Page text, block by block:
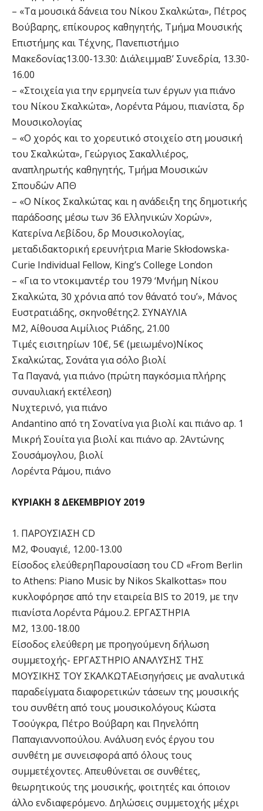
– «Τα μουσικά δάνεια του Νίκου Σκαλκώτα», Πέτρος
Βούβαρης, επίκουρος καθηγητής, Τμήμα Μουσικής
Επιστήμης και Τέχνης, Πανεπιστήμιο
Μακεδονίας13.00-13.30: ΔιάλειμμαΒ’ Συνεδρία, 13.30-
16.00
– «Στοιχεία για την ερμηνεία των έργων για πιάνο
του Νίκου Σκαλκώτα», Λορέντα Ράμου, πιανίστα, δρ
Μουσικολογίας
– «Ο χορός και το χορευτικό στοιχείο στη μουσική
του Σκαλκώτα», Γεώργιος Σακαλλιέρος,
αναπληρωτής καθηγητής, Τμήμα Μουσικών
Σπουδών ΑΠΘ
– «Ο Νίκος Σκαλκώτας και η ανάδειξη της δημοτικής
παράδοσης μέσω των 36 Ελληνικών Χορών»,
Κατερίνα Λεβίδου, δρ Μουσικολογίας,
μεταδιδακτορική ερευνήτρια Marie Skłodowska-
Curie Individual Fellow, King’s College London
– «Για το ντοκιμαντέρ του 1979 ‘Μνήμη Νίκου
Σκαλκώτα, 30 χρόνια από τον θάνατό του’», Μάνος
Ευστρατιάδης, σκηνοθέτης2. ΣΥΝΑΥΛΙΑ
Μ2, Αίθουσα Αιμίλιος Ριάδης, 21.00
Τιμές εισιτηρίων 10€, 5€ (μειωμένο)Νίκος
Σκαλκώτας, Σονάτα για σόλο βιολί
Τα Παγανά, για πιάνο (πρώτη παγκόσμια πλήρης
συναυλιακή εκτέλεση)
Νυχτερινό, για πιάνο
Andantino από τη Σονατίνα για βιολί και πιάνο αρ. 1
Μικρή Σουίτα για βιολί και πιάνο αρ. 2Αντώνης
Σουσάμογλου, βιολί
Λορέντα Ράμου, πιάνο
ΚΥΡΙΑΚΗ 8 ΔΕΚΕΜΒΡΙΟΥ 2019
1. ΠΑΡΟΥΣΙΑΣΗ CD
Μ2, Φουαγιέ, 12.00-13.00
Είσοδος ελεύθερηΠαρουσίαση του CD «From Berlin
to Athens: Piano Music by Nikos Skalkottas» που
κυκλοφόρησε από την εταιρεία BIS το 2019, με την
πιανίστα Λορέντα Ράμου.2. ΕΡΓΑΣΤΗΡΙΑ
Μ2, 13.00-18.00
Είσοδος ελεύθερη με προηγούμενη δήλωση
συμμετοχής- ΕΡΓΑΣΤΗΡΙΟ ΑΝΑΛΥΣΗΣ ΤΗΣ
ΜΟΥΣΙΚΗΣ ΤΟΥ ΣΚΑΛΚΩΤΑΕισηγήσεις με αναλυτικά
παραδείγματα διαφορετικών τάσεων της μουσικής
του συνθέτη από τους μουσικολόγους Κώστα
Τσούγκρα, Πέτρο Βούβαρη και Πηνελόπη
Παπαγιαννοπούλου. Ανάλυση ενός έργου του
συνθέτη με συνεισφορά από όλους τους
συμμετέχοντες. Απευθύνεται σε συνθέτες,
θεωρητικούς της μουσικής, φοιτητές και όποιον
άλλο ενδιαφερόμενο. Δηλώσεις συμμετοχής μέχρι